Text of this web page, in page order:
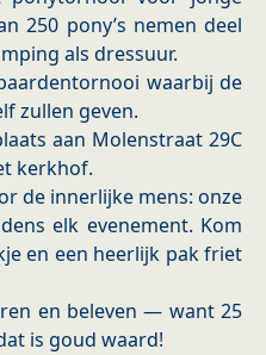
250 pony’s nemen deel
als dressuur.
waarbij de
zullen geven.
aan Molenstraat 29C
kerkhof.
de innerlijke mens: onze
elk evenement. Kom
en een heerlijk pak friet
en beleven — want 25
is goud waard!